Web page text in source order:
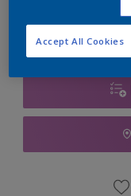
Accept All Cookies